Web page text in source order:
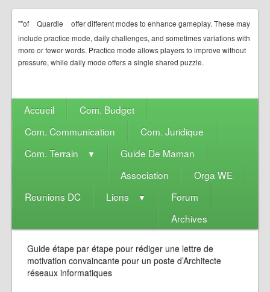
""of Quardle
offer different modes to enhance gameplay. These may
include practice mode, daily challenges, and sometimes variations with
more or fewer words. Practice mode allows players to improve without
pressure, while daily mode offers a single shared puzzle.
Accueil
Com. Budget
Com. Communication
Com. Juridique
Com. Terrain
▼
Guide De Maman
Association
Orga WE
Reunions DC
Liens ▼
Forum
Archives
Guide étape par étape pour rédiger une lettre de
motivation convaincante pour un poste d’Architecte
réseaux informatiques